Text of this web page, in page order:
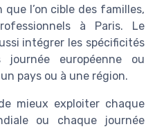
l’on cible des familles,
à Paris. Le
intégrer les spécificités
journée européenne ou
pays ou à une région.
mieux exploiter chaque
ou chaque journée